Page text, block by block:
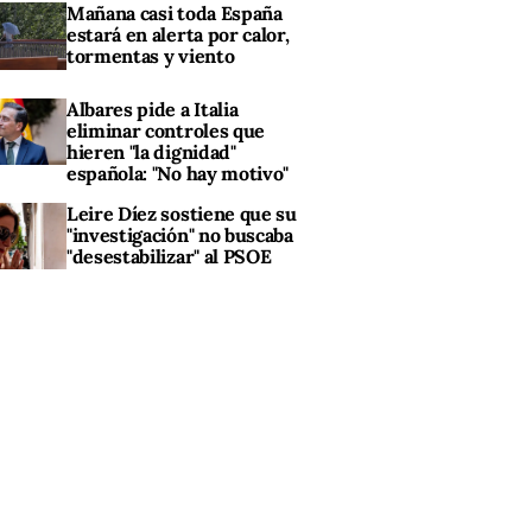
Mañana casi toda España
estará en alerta por calor,
tormentas y viento
Albares pide a Italia
eliminar controles que
hieren "la dignidad"
española: "No hay motivo"
Leire Díez sostiene que su
"investigación" no buscaba
"desestabilizar" al PSOE